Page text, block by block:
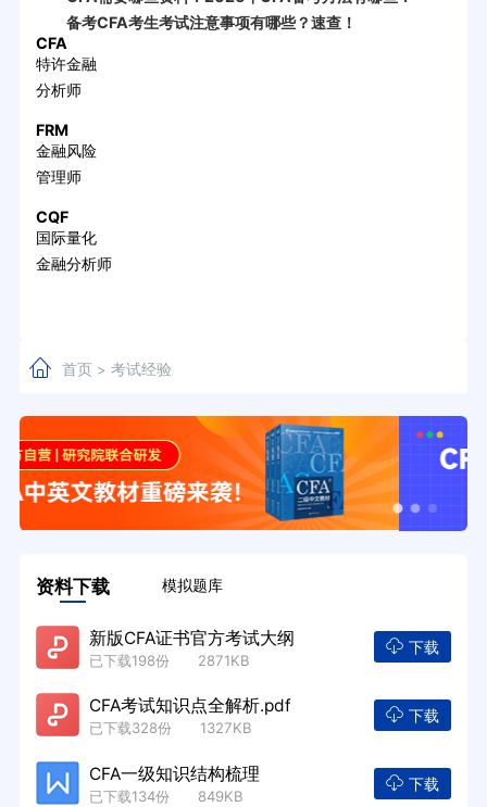
备考CFA考生考试注意事项有哪些？速查！
CFA
特许金融
分析师
FRM
金融风险
管理师
CQF
国际量化
金融分析师
首页> 考试经验
资料下载 模拟题库
新版CFA证书官方考试大纲
已下载198份 2871KB
下载
CFA考试知识点全解析.pdf
已下载328份 1327KB
下载
CFA一级知识结构梳理
已下载134份 849KB
下载